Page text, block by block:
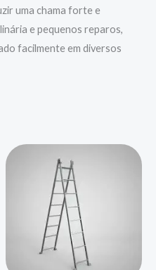
uma chama forte e
e pequenos reparos,
facilmente em diversos